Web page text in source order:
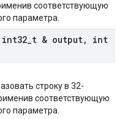
соответствующую
параметра.
int32 t & output,
int
строку в 32-
соответствующую
параметра.